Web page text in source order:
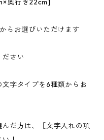
奥行き22cm]
らお選びいただけます
ださい
字タイプを6種類からお
だ方は、［文字入れの項